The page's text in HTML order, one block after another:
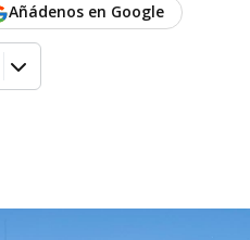
Añádenos en Google